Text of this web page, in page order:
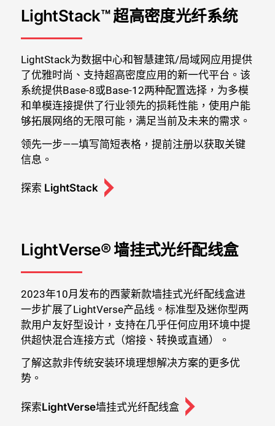
LightStack™ 超高密度光纤系统
LightStack为数据中心和智慧建筑/局域网应用提供
了优雅时尚、支持超高密度应用的新一代平台。该
系统提供Base-8或Base-12两种配置选择，为多模
和单模连接提供了行业领先的损耗性能，使用户能
够拓展网络的无限可能，满足当前及未来的需求。
领先一步——填写简短表格，提前注册以获取关键
信息。
探索 LightStack
LightVerse® 墙挂式光纤配线盒
2023年10月发布的西蒙新款墙挂式光纤配线盒进
一步扩展了LightVerse产品线。标准型及迷你型两
款用户友好型设计，支持在几乎任何应用环境中提
供超快混合连接方式（熔接、转换或直通）。
了解这款非传统安装环境理想解决方案的更多优
势。
探索LightVerse墙挂式光纤配线盒